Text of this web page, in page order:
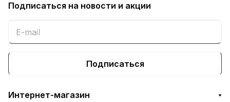
Подписаться на новости и акции
Подписаться
Интернет-магазин